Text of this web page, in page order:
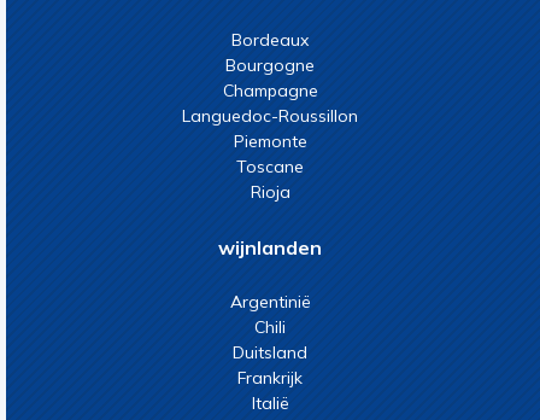
Bordeaux
Bourgogne
Champagne
Languedoc-Roussillon
Piemonte
Toscane
Rioja
wijnlanden
Argentinië
Chili
Duitsland
Frankrijk
Italië